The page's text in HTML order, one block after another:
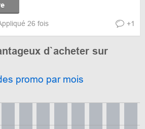
26 fois +1
d`acheter sur
promo par mois